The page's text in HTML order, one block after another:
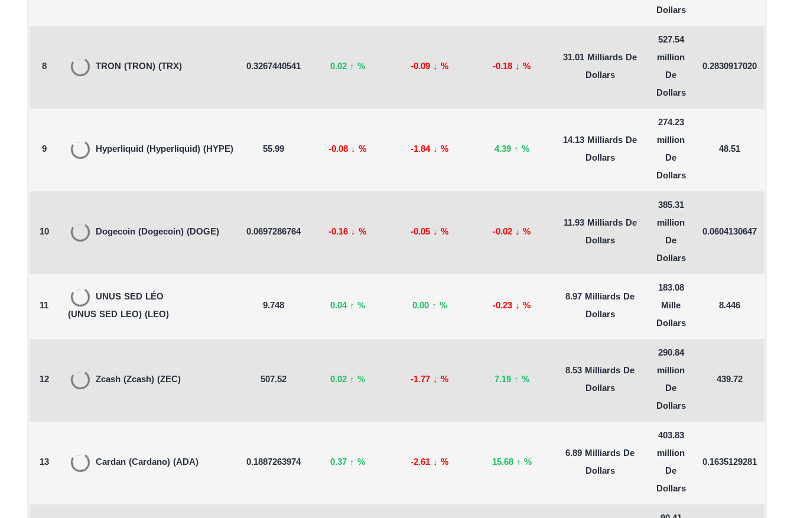
Dollars
8 TRON (TRON) (TRX) 0.3267440541 0.02 ↑ % -0.09 ↓ % -0.18 ↓ %
31.01 Milliards De
Dollars
527.54
million
De
Dollars
0.2830917020
9 Hyperliquid (Hyperliquid) (HYPE) 55.99 -0.08 ↓ % -1.84 ↓ % 4.39 ↑ %
14.13 Milliards De
Dollars
274.23
million
De
Dollars
48.51
10 Dogecoin (Dogecoin) (DOGE) 0.0697286764 -0.16 ↓ % -0.05 ↓ % -0.02 ↓ %
11.93 Milliards De
Dollars
385.31
million
De
Dollars
0.0604130647
11
UNUS SED LÉO
(UNUS SED LEO) (LEO)
9.748 0.04 ↑ % 0.00 ↑ % -0.23 ↓ %
8.97 Milliards De
Dollars
183.08
Mille
Dollars
8.446
12 Zcash (Zcash) (ZEC) 507.52 0.02 ↑ % -1.77 ↓ % 7.19 ↑ %
8.53 Milliards De
Dollars
290.84
million
De
Dollars
439.72
13 Cardan (Cardano) (ADA) 0.1887263974 0.37 ↑ % -2.61 ↓ % 15.68 ↑ %
6.89 Milliards De
Dollars
403.83
million
De
Dollars
0.1635129281